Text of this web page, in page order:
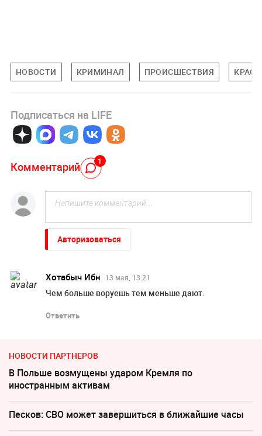
НОВОСТИ КРИМИНАЛ ПРОИСШЕСТВИЯ
Подписаться на LIFE
Комментарий 1
Авторизоваться
Хотабыч Ибн 13 мая, 13:21
Чем больше воруешь тем меньше дают.
Ответить
НОВОСТИ ПАРТНЕРОВ
В Польше возмущены ударом Кремля по
иностранным активам
Песков: СВО может завершиться в ближайшие часы